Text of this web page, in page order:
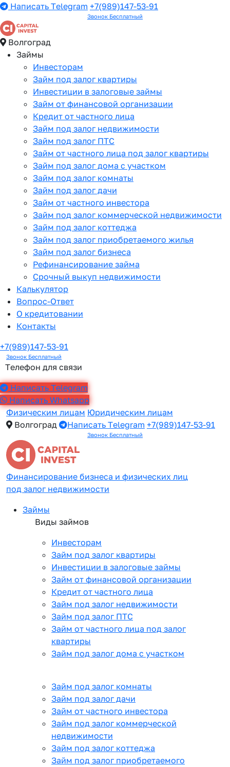
Написать Telegram +7(989)147-53-91
Звонок Бесплатный
Волгоград
Займы
Инвесторам
Займ под залог квартиры
Инвестиции в залоговые займы
Займ от финансовой организации
Кредит от частного лица
Займ под залог недвижимости
Займ под залог ПТС
Займ от частного лица под залог квартиры
Займ под залог дома с участком
Займ под залог комнаты
Займ под залог дачи
Займ от частного инвестора
Займ под залог коммерческой недвижимости
Займ под залог коттеджа
Займ под залог приобретаемого жилья
Займ под залог бизнеса
Рефинансирование займа
Срочный выкуп недвижимости
Калькулятор
Вопрос-Ответ
О кредитовании
Контакты
+7(989)147-53-91
Звонок Бесплатный
Телефон для связи
Написать Telegram
Написать Whatsapp
Физическим лицам Юридическим лицам
Волгоград
Написать Telegram +7(989)147-53-91
Звонок Бесплатный
Финансирование бизнеса и физических лиц
под залог недвижимости
Займы
Виды займов
Инвесторам
Займ под залог квартиры
Инвестиции в залоговые займы
Займ от финансовой организации
Кредит от частного лица
Займ под залог недвижимости
Займ под залог ПТС
Займ от частного лица под залог
квартиры
Займ под залог дома с участком
Займ под залог комнаты
Займ под залог дачи
Займ от частного инвестора
Займ под залог коммерческой
недвижимости
Займ под залог коттеджа
Займ под залог приобретаемого